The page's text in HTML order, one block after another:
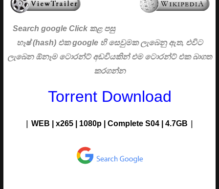
Search google Click කළ පසු
හෑෂ් (hash) එක google හි සෙවුමක ලැබෙනු ඇත, එවිට
ලැබෙන ඕනෑම ටොරන්ට් අඩවියකින් එම ටොරන්ට් එක බාගත
කරගන්න
Torrent Download
| WEB | x265 | 1080p Complete S04 | 4.7GB |